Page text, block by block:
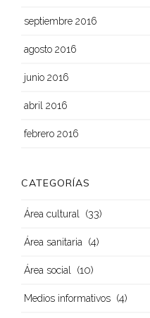
septiembre 2016
agosto 2016
junio 2016
abril 2016
febrero 2016
CATEGORÍAS
Área cultural (33)
Área sanitaria (4)
Área social (10)
Medios informativos (4)